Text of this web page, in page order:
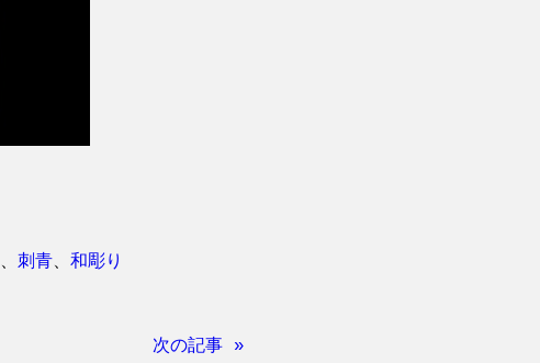
、 刺青、 和彫り
次の記事 »